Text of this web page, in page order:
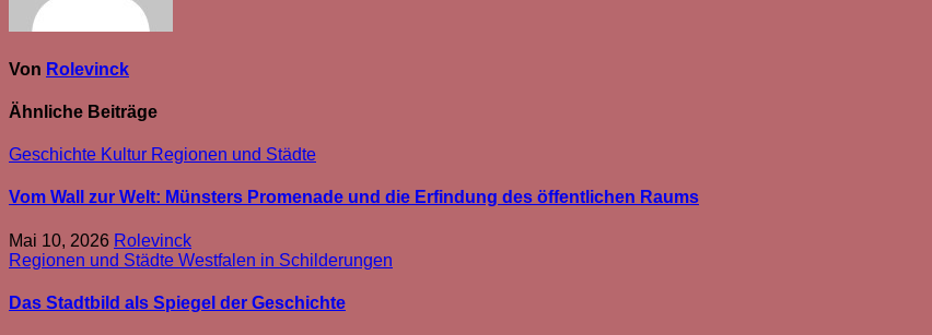
Von Rolevinck
Ähnliche Beiträge
Geschichte Kultur Regionen und Städte
Vom Wall zur Welt: Münsters Promenade und die Erfindung des öffentlichen Raums
Mai 10, 2026 Rolevinck
Regionen und Städte Westfalen in Schilderungen
Das Stadtbild als Spiegel der Geschichte